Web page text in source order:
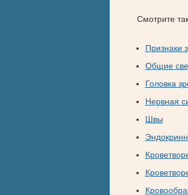
Смотрите
Признаки
Общие
Головка
Нервная
Швы